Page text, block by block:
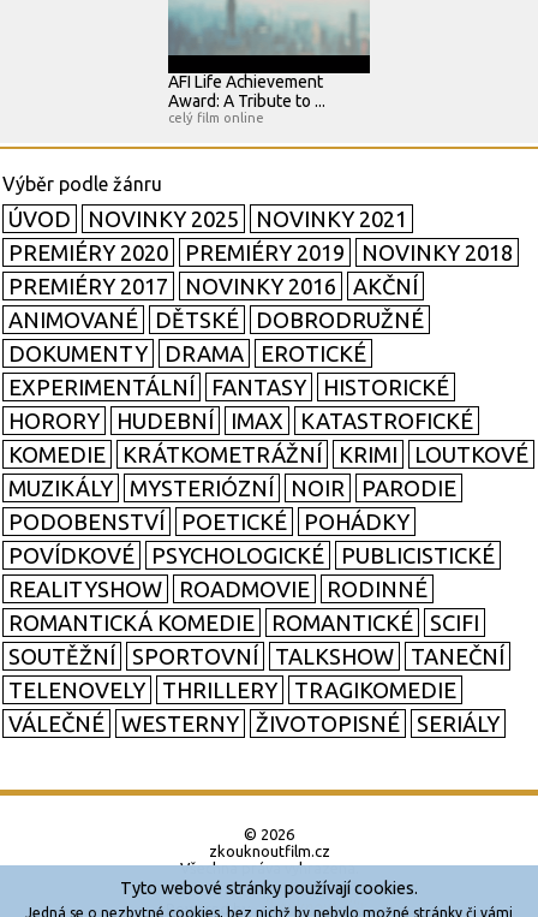
AFI Life Achievement
Award: A Tribute to ...
celý film online
ÚVOD NOVINKY 2025
NOVINKY 2021
PREMIÉRY 2020
PREMIÉRY 2019
NOVINKY 2018
PREMIÉRY 2017
NOVINKY 2016
AKČNÍ
ANIMOVANÉ
DĚTSKÉ
DOBRODRUŽNÉ
DOKUMENTY
DRAMA
EROTICKÉ
EXPERIMENTÁLNÍ
FANTASY
HISTORICKÉ
HORORY
HUDEBNÍ IMAX
KATASTROFICKÉ
KOMEDIE
KRÁTKOMETRÁŽNÍ KRIMI
LOUTKOVÉ
MUZIKÁLY
MYSTERIÓZNÍ NOIR
PARODIE
PODOBENSTVÍ
POETICKÉ
POHÁDKY
POVÍDKOVÉ
PSYCHOLOGICKÉ
PUBLICISTICKÉ
REALITYSHOW
ROADMOVIE
RODINNÉ
ROMANTICKÁ KOMEDIE
ROMANTICKÉ
SCIFI
SOUTĚŽNÍ
SPORTOVNÍ TALKSHOW
TANEČNÍ
TELENOVELY
THRILLERY
TRAGIKOMEDIE
VÁLEČNÉ
WESTERNY ŽIVOTOPISNÉ SERIÁLY
© 2026
zkouknoutfilm.cz
Všechna práva vyhrazena.
Powered by
Tyto webové stránky používají cookies.
Jedná se o nezbytné cookies, bez nichž by nebylo možné stránky či vámi